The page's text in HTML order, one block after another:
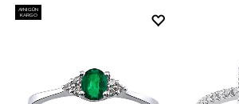
AYNI GÜN
KARGO